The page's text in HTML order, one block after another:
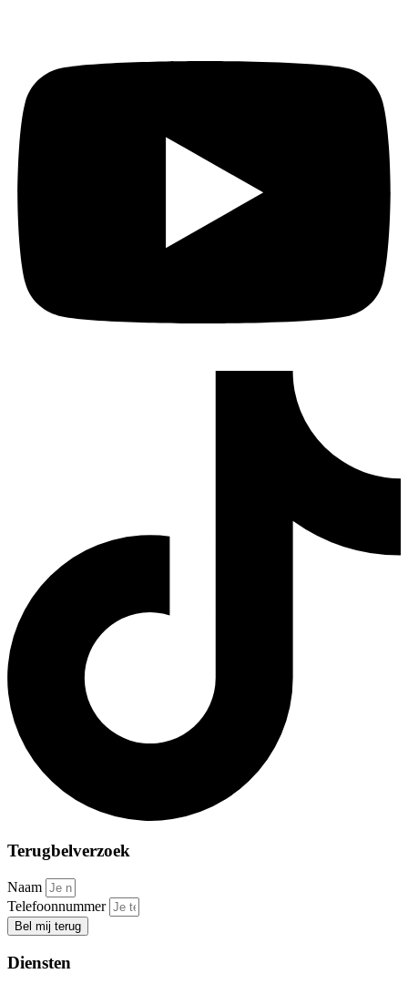
Terugbelverzoek
Naam
Telefoonnummer
Bel mij terug
Diensten